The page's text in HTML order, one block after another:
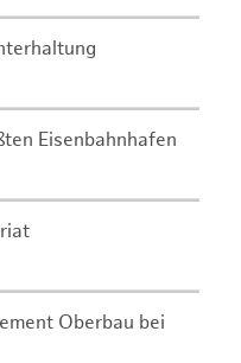
Eisenbahnhafen
Oberbau bei